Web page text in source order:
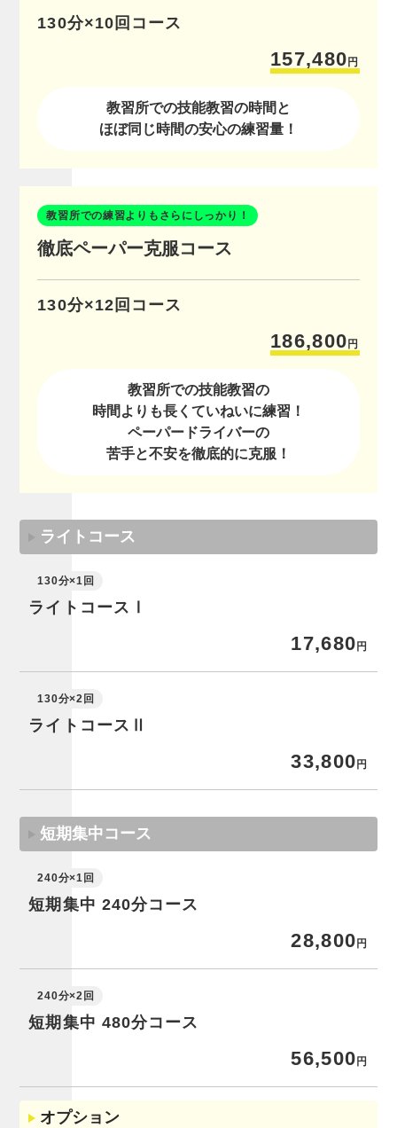
130分×10回コース
157,480 円
教習所での技能教習の時間と
ほぼ同じ時間の安心の練習量！
教習所での練習よりもさらにしっかり！
徹底ペーパー克服コース
130分×12回コース
186,800 円
教習所での技能教習の
時間よりも長くていねいに練習！
ペーパードライバーの
苦手と不安を徹底的に克服！
ライトコース
130分×1回
ライトコースⅠ
17,680 円
130分×2回
ライトコースⅡ
33,800 円
短期集中コース
240分×1回
短期集中 240分コース
28,800 円
240分×2回
短期集中 480分コース
56,500 円
オプション